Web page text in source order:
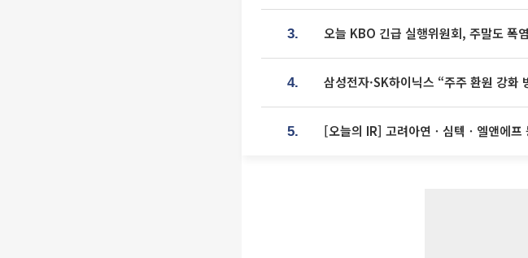
3. 오늘 KBO 긴급 실행위원회, 주말도 폭
4. 삼성전자·SK하이닉스 “주주 환원 강화
5. [오늘의 IR] 고려아연ㆍ심텍ㆍ엘앤에프